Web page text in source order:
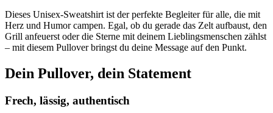
Dieses Unisex-Sweatshirt ist der perfekte Begleiter für alle, die mit
Herz und Humor campen. Egal, ob du gerade das Zelt aufbaust, den
Grill anfeuerst oder die Sterne mit deinem Lieblingsmenschen zählst
– mit diesem Pullover bringst du deine Message auf den Punkt.
Dein Pullover, dein Statement
Frech, lässig, authentisch